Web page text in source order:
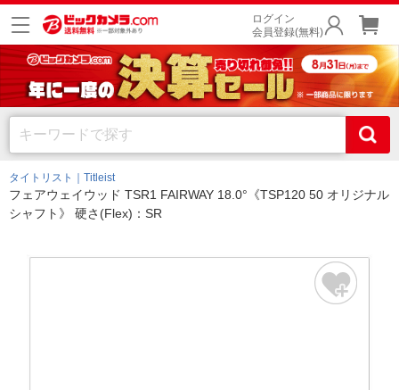
ログイン
会員登録(無料)
タイトリスト｜Titleist
フェアウェイウッド TSR1 FAIRWAY 18.0°《TSP120 50 オリジナル
シャフト》 硬さ(Flex)：SR